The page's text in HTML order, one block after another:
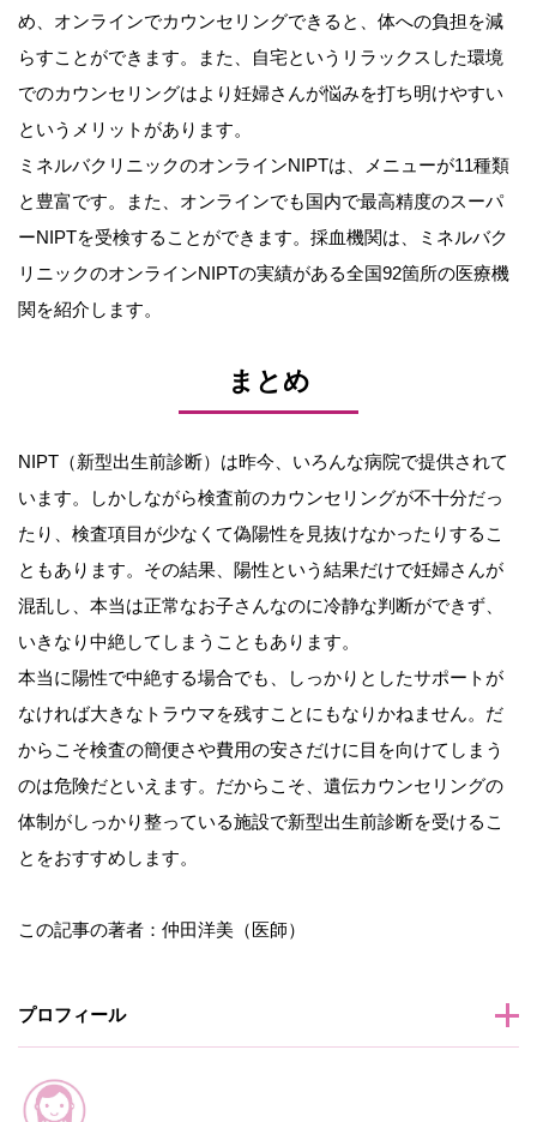
め、オンラインでカウンセリングできると、体への負担を減
らすことができます。また、自宅というリラックスした環境
でのカウンセリングはより妊婦さんが悩みを打ち明けやすい
というメリットがあります。
ミネルバクリニックのオンラインNIPTは、メニューが11種類
と豊富です。また、オンラインでも国内で最高精度のスーパ
ーNIPTを受検することができます。採血機関は、ミネルバク
リニックのオンラインNIPTの実績がある全国92箇所の医療機
関を紹介します。
まとめ
NIPT（新型出生前診断）は昨今、いろんな病院で提供されて
います。しかしながら検査前のカウンセリングが不十分だっ
たり、検査項目が少なくて偽陽性を見抜けなかったりするこ
ともあります。その結果、陽性という結果だけで妊婦さんが
混乱し、本当は正常なお子さんなのに冷静な判断ができず、
いきなり中絶してしまうこともあります。
本当に陽性で中絶する場合でも、しっかりとしたサポートが
なければ大きなトラウマを残すことにもなりかねません。だ
からこそ検査の簡便さや費用の安さだけに目を向けてしまう
のは危険だといえます。だからこそ、遺伝カウンセリングの
体制がしっかり整っている施設で新型出生前診断を受けるこ
とをおすすめします。
この記事の著者：仲田洋美（医師）
プロフィール